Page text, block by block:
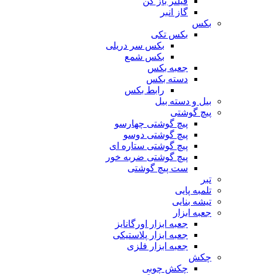
گاز انبر
بکس
بکس تکی
بکس سر دریلی
بکس شمع
جعبه بکس
دسته بکس
رابط بکس
بیل و دسته بیل
پیچ گوشتی
پیچ گوشتی چهارسو
پیچ گوشتی دوسو
پیچ گوشتی ستاره‌ ای
پیچ گوشتی ضربه خور
ست پیچ گوشتی
تبر
تلمبه پایی
تیشه بنایی
جعبه ابزار
جعبه ابزار اورگانایز
جعبه ابزار پلاستیکی
جعبه ابزار فلزی
چکش
چکش چوبی